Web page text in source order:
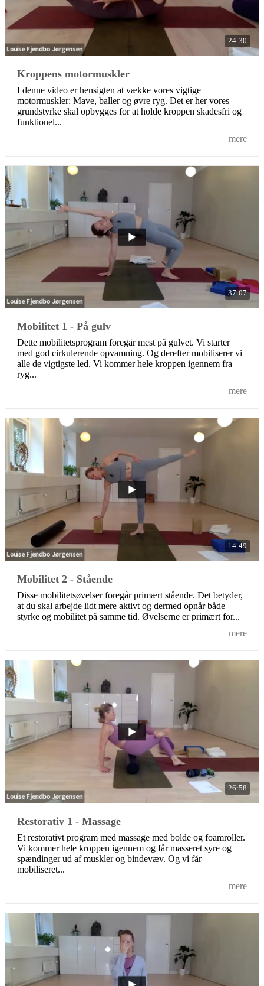
24:30
Kroppens motormuskler
I denne video er hensigten at vække vores vigtige
motormuskler: Mave, baller og øvre ryg. Det er her vores
grundstyrke skal opbygges for at holde kroppen skadesfri og
funktionel...
mere
37:07
Mobilitet 1 - På gulv
Dette mobilitetsprogram foregår mest på gulvet. Vi starter
med god cirkulerende opvamning. Og derefter mobiliserer vi
alle de vigtigste led. Vi kommer hele kroppen igennem fra
ryg...
mere
14:49
Mobilitet 2 - Stående
Disse mobilitetsøvelser foregår primært stående. Det betyder,
at du skal arbejde lidt mere aktivt og dermed opnår både
styrke og mobilitet på samme tid. Øvelserne er primært for...
mere
26:58
Restorativ 1 - Massage
Et restorativt program med massage med bolde og foamroller.
Vi kommer hele kroppen igennem og får masseret syre og
spændinger ud af muskler og bindevæv. Og vi får
mobiliseret...
mere